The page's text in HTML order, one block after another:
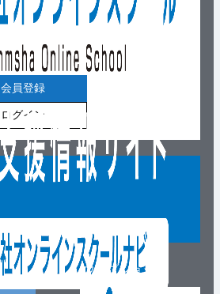
会員登録
ログイン
ウェブショップ